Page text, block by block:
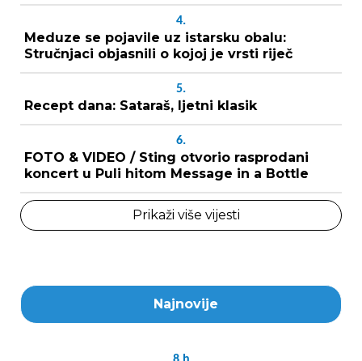
4.
Meduze se pojavile uz istarsku obalu:
Stručnjaci objasnili o kojoj je vrsti riječ
5.
Recept dana: Sataraš, ljetni klasik
6.
FOTO & VIDEO / Sting otvorio rasprodani
koncert u Puli hitom Message in a Bottle
Prikaži više vijesti
Najnovije